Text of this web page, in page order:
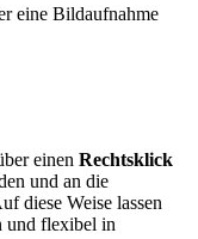
eine Bildaufnahme
einen Rechtsklick
und an die
diese Weise lassen
und flexibel in